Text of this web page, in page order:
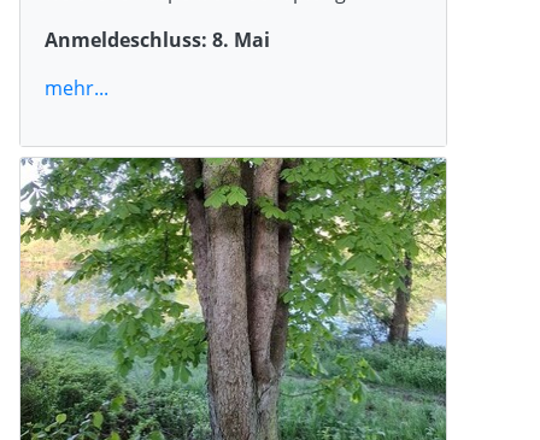
Anmeldeschluss: 8. Mai
mehr...